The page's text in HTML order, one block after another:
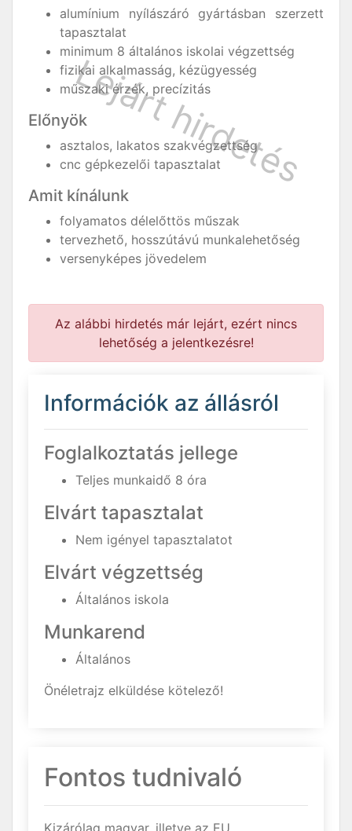
alumínium nyílászáró gyártásban szerzett
tapasztalat
minimum 8 általános iskolai végzettség
fizikai alkalmasság, kézügyesség
műszaki érzék, precízitás
Előnyök
asztalos, lakatos szakvégzettség
cnc gépkezelői tapasztalat
Amit kínálunk
folyamatos délelőttös műszak
tervezhető, hosszútávú munkalehetőség
versenyképes jövedelem
Az alábbi hirdetés már lejárt, ezért nincs
lehetőség a jelentkezésre!
Információk az állásról
Foglalkoztatás jellege
Teljes munkaidő 8 óra
Elvárt tapasztalat
Nem igényel tapasztalatot
Elvárt végzettség
Általános iskola
Munkarend
Általános
Önéletrajz elküldése kötelező!
Fontos tudnivaló
Kizárólag magyar, illetve az EU